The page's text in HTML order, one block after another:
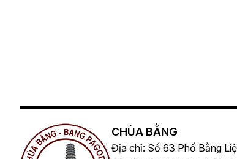
CHÙA BẰNG
Địa chỉ: Số 63 Phố Bằng